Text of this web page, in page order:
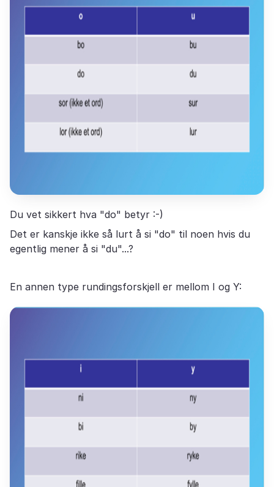
Du vet sikkert hva "do" betyr :-)
Det er kanskje ikke så lurt å si "do" til noen hvis du
egentlig mener å si "du"...?
En annen type rundingsforskjell er mellom I og Y: